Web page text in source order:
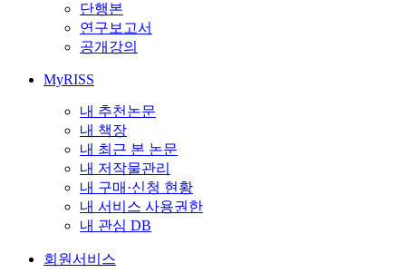
단행본
연구보고서
공개강의
MyRISS
내 추천논문
내 책장
내 최근 본 논문
내 저작물관리
내 구매·신청 현황
내 서비스 사용권한
내 관심 DB
회원서비스